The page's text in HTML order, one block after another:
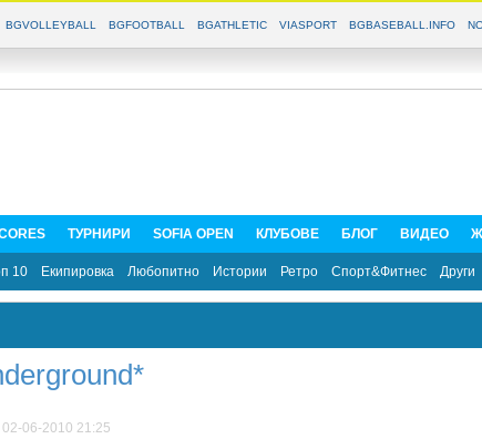
BGVOLLEYBALL BGFOOTBALL BGATHLETIC VIASPORT BGBASEBALL.INFO
ТУРНИРИ SOFIA OPEN КЛУБОВЕ БЛОГ ВИДЕО
10 Екипировка Любопитно Истории Ретро Спорт&Фитнес Други
02-06-2010 21:25